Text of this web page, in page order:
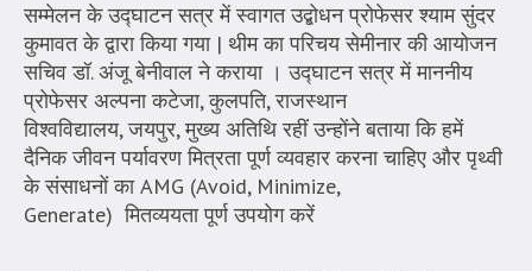
सम्मेलन के उद्घाटन सत्र में स्वागत उद्बोधन प्रोफेसर श्याम सुंदर
कुमावत के द्वारा किया गया | थीम का परिचय सेमीनार की आयोजन
सचिव डॉ. अंजू बेनीवाल ने कराया । उद्घाटन सत्र में माननीय
प्रोफेसर अल्पना कटेजा, कुलपति, राजस्थान
विश्वविद्यालय, जयपुर, मुख्य अतिथि रहीं उन्होंने बताया कि हमें
दैनिक जीवन पर्यावरण मित्रता पूर्ण व्यवहार करना चाहिए और पृथ्वी
के संसाधनों का AMG (Avoid, Minimize,
Generate) मितव्ययता पूर्ण उपयोग करें